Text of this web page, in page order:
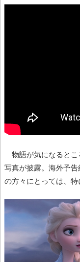
物語が気になると
写真が披露。海外予
の方々にとっては、特